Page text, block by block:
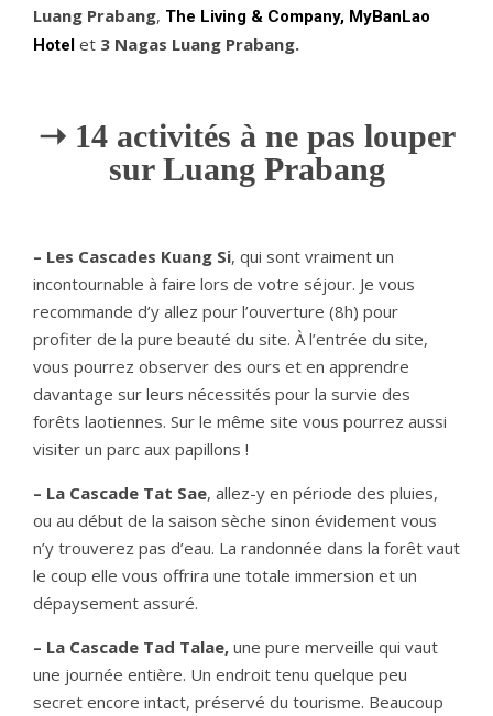
Luang Prabang, The Living & Company, MyBanLao
Hotel et 3 Nagas Luang Prabang.
➝ 14 activités à ne pas louper
sur Luang Prabang
– Les Cascades Kuang Si, qui sont vraiment un
incontournable à faire lors de votre séjour. Je vous
recommande d’y allez pour l’ouverture (8h) pour
profiter de la pure beauté du site. À l’entrée du site,
vous pourrez observer des ours et en apprendre
davantage sur leurs nécessités pour la survie des
forêts laotiennes. Sur le même site vous pourrez aussi
visiter un parc aux papillons !
– La Cascade Tat Sae, allez-y en période des pluies,
ou au début de la saison sèche sinon évidement vous
n’y trouverez pas d’eau. La randonnée dans la forêt vaut
le coup elle vous offrira une totale immersion et un
dépaysement assuré.
– La Cascade Tad Talae, une pure merveille qui vaut
une journée entière. Un endroit tenu quelque peu
secret encore intact, préservé du tourisme. Beaucoup